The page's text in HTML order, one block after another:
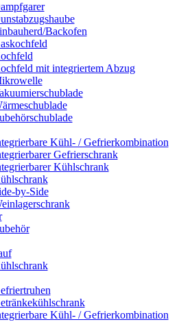
Backofen
mit integriertem Abzug
Kühl- / Gefrierkombination
Gefrierschrank
Kühlschrank
by-Side
Kühl- / Gefrierkombination